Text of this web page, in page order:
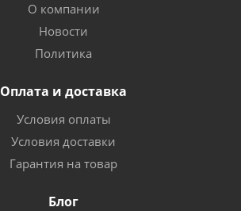
О компании
Новости
Политика
Оплата и доставка
Условия оплаты
Условия доставки
Гарантия на товар
Блог